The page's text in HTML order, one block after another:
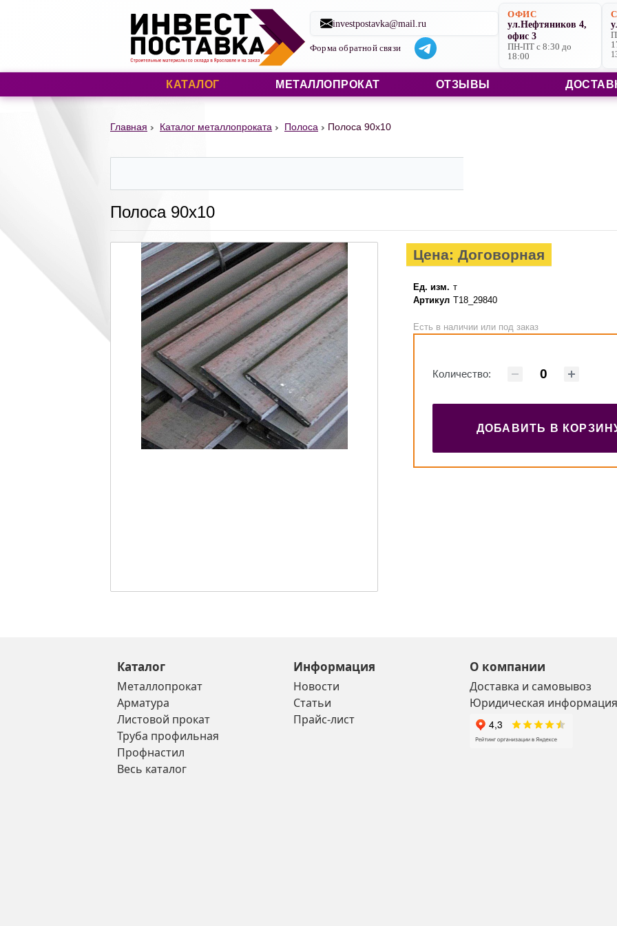
Строительные материалы со склада в Ярославле и на заказ
investpostavka@mail.ru
Форма обратной связи
ОФИС
ул.Нефтяников 4,
офис 3
ПН-ПТ с 8:30 до
18:00
КАТАЛОГ МЕТАЛЛОПРОКАТ ОТЗЫВЫ
Главная Каталог металлопроката Полоса Полоса 90х10
Полоса 90х10
Цена: Договорная
Ед. изм. т
Артикул Т18_29840
Есть в наличии или под заказ
Количество:
ДОБАВИТЬ В
Каталог
Металлопрокат
Арматура
Листовой прокат
Труба профильная
Профнастил
Весь каталог
Информация
Новости
Статьи
Прайс-лист
О компании
Доставка и самовывоз
Юридическая информация